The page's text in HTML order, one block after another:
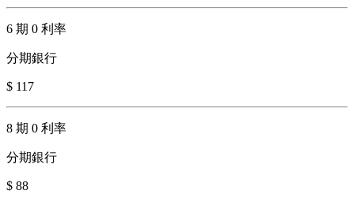
6 期 0 利率
分期銀行
$ 117
8 期 0 利率
分期銀行
$ 88